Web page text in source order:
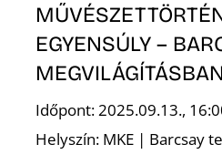
EGYENSÚLY –
MEGVILÁGÍTÁSBAN
Időpont: 2025.09.13.,
Helyszín: MKE | Barcsay